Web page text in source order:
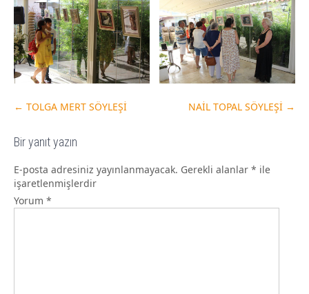
← TOLGA MERT SÖYLEŞİ NAİL TOPAL SÖYLEŞİ →
Bir yanıt yazın
E-posta adresiniz yayınlanmayacak. Gerekli alanlar * ile
işaretlenmişlerdir
Yorum *